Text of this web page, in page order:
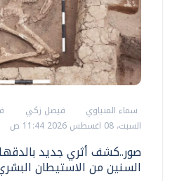
سماء المنياوي فيصل زكي
السبت، 08 اغسطس 2026 11:44 ص
صور..كشف أثري جديد
السنين من الاستيطان